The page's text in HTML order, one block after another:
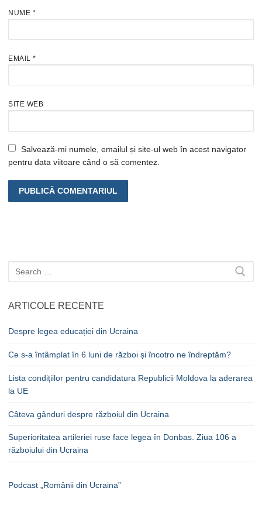
NUME *
EMAIL *
SITE WEB
Salvează-mi numele, emailul și site-ul web în acest navigator
pentru data viitoare când o să comentez.
Caută
după:
ARTICOLE RECENTE
Despre legea educației din Ucraina
Ce s-a întâmplat în 6 luni de război și încotro ne îndreptăm?
Lista condițiilor pentru candidatura Republicii Moldova la aderarea
la UE
Câteva gânduri despre războiul din Ucraina
Superioritatea artileriei ruse face legea în Donbas. Ziua 106 a
războiului din Ucraina
Podcast „Românii din Ucraina”